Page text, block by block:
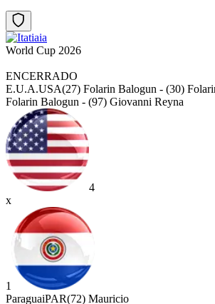
World Cup 2026
ENCERRADO
E.U.A.USA(27) Folarin Balogun - (30)
Folarin Balogun - (97) Giovanni Reyna
4
x
1
ParaguaiPAR(72) Mauricio